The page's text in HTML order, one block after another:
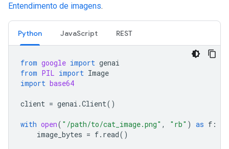
Entendimento de imagens.
Python JavaScript REST
from google import genai
from PIL import Image
import base64
client = genai .Client()
with open( "/path/to/cat_image.png" , "rb" ) as f :
image_bytes = f. read()